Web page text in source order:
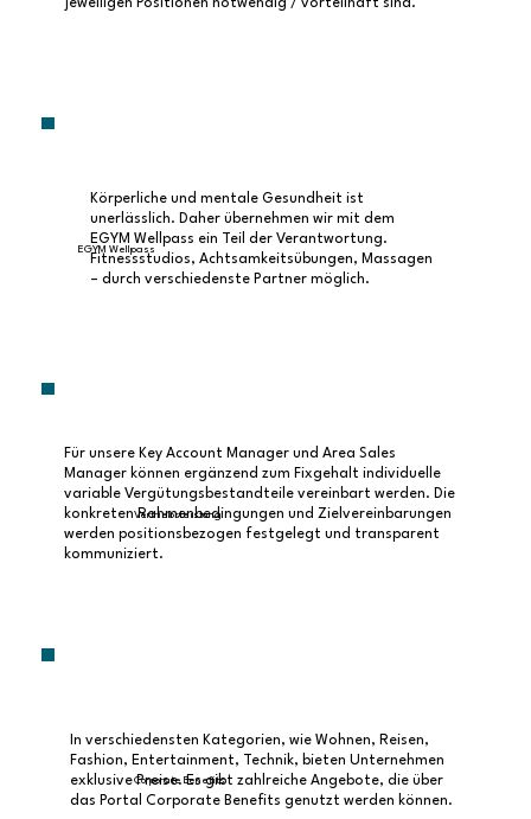
Miteinander und der Wille, gemeinsam etwas zu
und auf meine Kolleg:innen zugehen kann, wenn
anderer gefragt sind. Das ist beruhigend und
motivierend zugleich, weil wir wirklich
gemeinsam vorankommen wollen."
jeweiligen Positionen notwendig / vorteilhaft sind.
Körperliche und mentale Gesundheit ist
unerlässlich. Daher übernehmen wir mit dem
EGYM Wellpass ein Teil der Verantwortung.
Fitnessstudios, Achtsamkeitsübungen, Massagen
– durch verschiedenste Partner möglich.
EGYM Wellpass
Für unsere Key Account Manager und Area Sales
Manager können ergänzend zum Fixgehalt individuelle
variable Vergütungsbestandteile vereinbart werden. Die
konkreten Rahmenbedingungen und Zielvereinbarungen
werden positionsbezogen festgelegt und transparent
kommuniziert.
Vertriebsleistung
In verschiedensten Kategorien, wie Wohnen, Reisen,
Fashion, Entertainment, Technik, bieten Unternehmen
exklusive Preise. Es gibt zahlreiche Angebote, die über
das Portal Corporate Benefits genutzt werden können.
Corporate Benefits